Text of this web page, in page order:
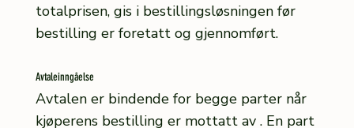
totalprisen, gis i bestillingsløsningen før
bestilling er foretatt og gjennomført.
Avtaleinngåelse
Avtalen er bindende for begge parter når
kjøperens bestilling er mottatt av . En part